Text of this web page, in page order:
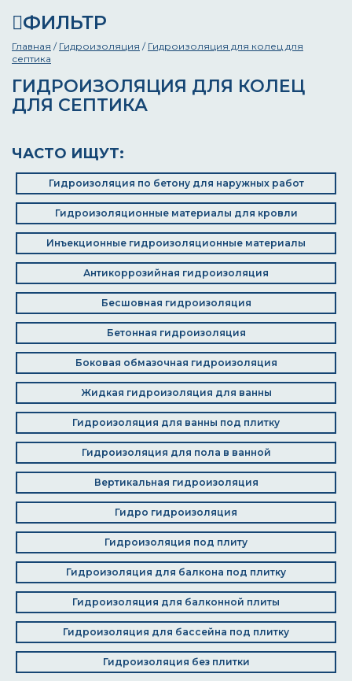
ФИЛЬТР
Главная / Гидроизоляция / Гидроизоляция для колец для
септика
ГИДРОИЗОЛЯЦИЯ ДЛЯ КОЛЕЦ
ДЛЯ СЕПТИКА
ЧАСТО ИЩУТ:
Гидроизоляция по бетону для наружных работ
Гидроизоляционные материалы для кровли
Инъекционные гидроизоляционные материалы
Антикоррозийная гидроизоляция
Бесшовная гидроизоляция
Бетонная гидроизоляция
Боковая обмазочная гидроизоляция
Жидкая гидроизоляция для ванны
Гидроизоляция для ванны под плитку
Гидроизоляция для пола в ванной
Вертикальная гидроизоляция
Гидро гидроизоляция
Гидроизоляция под плиту
Гидроизоляция для балкона под плитку
Гидроизоляция для балконной плиты
Гидроизоляция для бассейна под плитку
Гидроизоляция без плитки